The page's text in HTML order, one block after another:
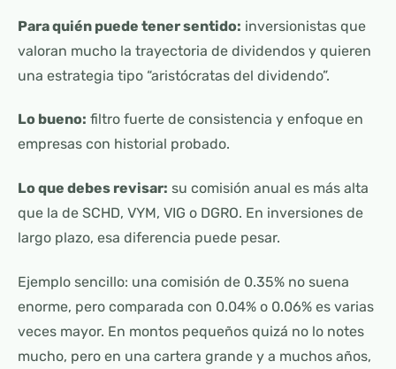
Para quién puede tener sentido: inversionistas que
valoran mucho la trayectoria de dividendos y quieren
una estrategia tipo “aristócratas del dividendo”.
Lo bueno: filtro fuerte de consistencia y enfoque en
empresas con historial probado.
Lo que debes revisar: su comisión anual es más alta
que la de SCHD, VYM, VIG o DGRO. En inversiones de
largo plazo, esa diferencia puede pesar.
Ejemplo sencillo: una comisión de 0.35% no suena
enorme, pero comparada con 0.04% o 0.06% es varias
veces mayor. En montos pequeños quizá no lo notes
mucho, pero en una cartera grande y a muchos años,